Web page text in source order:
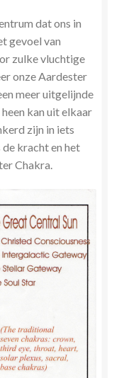
dat ons in
gevoel van
zulke vluchtige
onze Aardester
meer uitgelijnde
kan uit elkaar
zijn in iets
kracht en het
Chakra.